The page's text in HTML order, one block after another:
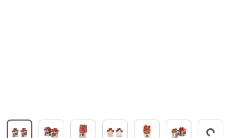
Pracuji...